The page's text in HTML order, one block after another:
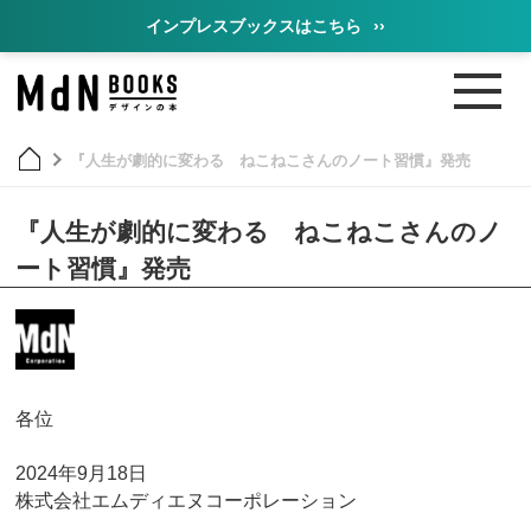
インプレスブックスはこちら ››
『人生が劇的に変わる ねこねこさんのノート習慣』発売
『人生が劇的に変わる ねこねこさんのノ
ート習慣』発売
各位
2024年9月18日
株式会社エムディエヌコーポレーション